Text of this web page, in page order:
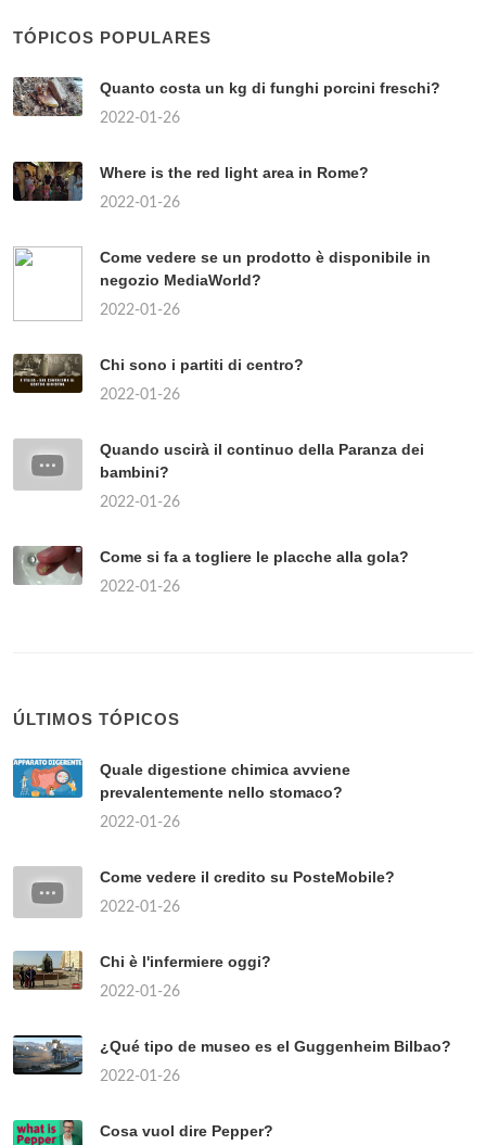
TÓPICOS POPULARES
Quanto costa un kg di funghi porcini freschi?
2022-01-26
Where is the red light area in Rome?
2022-01-26
Come vedere se un prodotto è disponibile in
negozio MediaWorld?
2022-01-26
Chi sono i partiti di centro?
2022-01-26
Quando uscirà il continuo della Paranza dei
bambini?
2022-01-26
Come si fa a togliere le placche alla gola?
2022-01-26
ÚLTIMOS TÓPICOS
Quale digestione chimica avviene
prevalentemente nello stomaco?
2022-01-26
Come vedere il credito su PosteMobile?
2022-01-26
Chi è l'infermiere oggi?
2022-01-26
¿Qué tipo de museo es el Guggenheim Bilbao?
2022-01-26
Cosa vuol dire Pepper?